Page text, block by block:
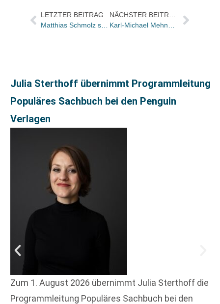
LETZTER BEITRAG
Matthias Schmolz seit 1. Januar in Verlagsleitung des Spiegel-Verlages berufen
Julia Sterthoff übernimmt Programmleitung
Populäres Sachbuch bei den Penguin
Verlagen
Zum 1. August 2026 übernimmt Julia Sterthoff die
Programmleitung Populäres Sachbuch bei den